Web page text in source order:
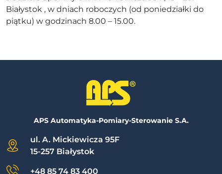
Białystok , w dniach roboczych (od poniedziałki do
piątku) w godzinach 8.00 – 15.00.
APS Automatyka-Pomiary-Sterowanie S.A.
ul. A. Mickiewicza 95F
15-257 Białystok
+48 85 74 83 400